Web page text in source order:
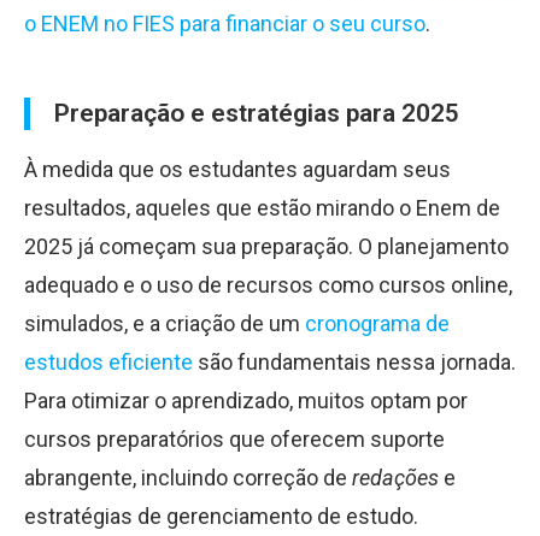
o ENEM no FIES para financiar o seu curso.
Preparação e estratégias para 2025
À medida que os estudantes aguardam seus
resultados, aqueles que estão mirando o Enem de
2025 já começam sua preparação. O planejamento
adequado e o uso de recursos como cursos online,
simulados, e a criação de um cronograma de
estudos eficiente são fundamentais nessa jornada.
Para otimizar o aprendizado, muitos optam por
cursos preparatórios que oferecem suporte
abrangente, incluindo correção de redações e
estratégias de gerenciamento de estudo.